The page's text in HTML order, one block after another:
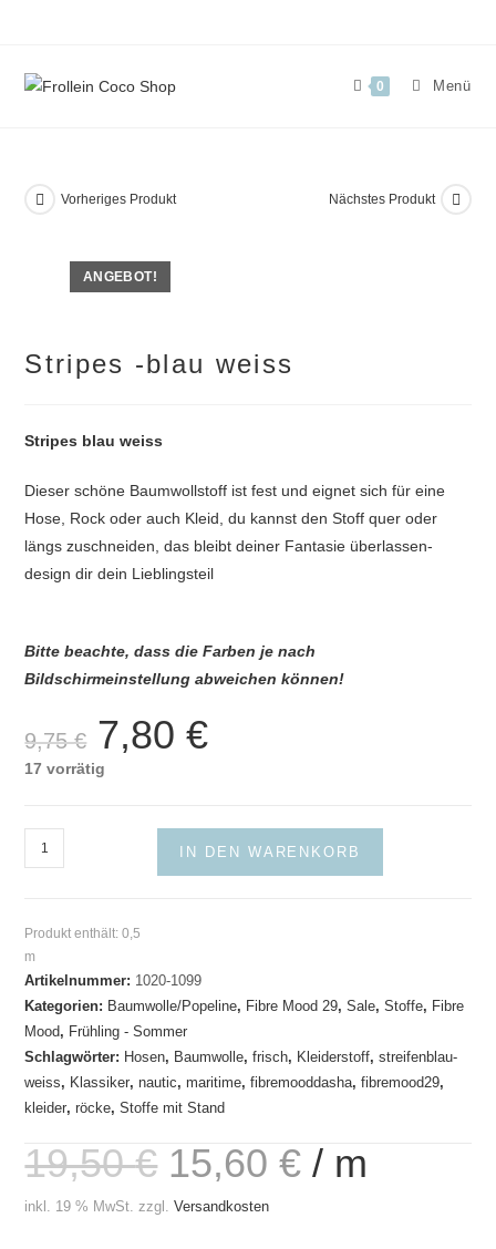
0 Menü
ANGEBOT!
Vorheriges Produkt Nächstes Produkt
Stripes -blau weiss
Stripes blau weiss
Dieser schöne Baumwollstoff ist fest und eignet sich für eine
Hose, Rock oder auch Kleid, du kannst den Stoff quer oder
längs zuschneiden, das bleibt deiner Fantasie überlassen-
design dir dein Lieblingsteil
Bitte beachte, dass die Farben je nach
Bildschirmeinstellung abweichen können!
9,75€
Ursprünglicher
Preis
war:
9,75 €
7,80€Aktueller
17 vorrätig
Stripes
-
Menge
IN DEN WARENKORB
Produkt enthält: 0,5
m
Artikelnummer: 1020-1099
Kategorien: Baumwolle/Popeline, Fibre Mood 29,Sale,Stoffe, Fibre
Mood, Frühling - Sommer
Schlagwörter: Hosen, Baumwolle,frisch, Kleiderstoff,streifenblau-
weiss, Klassiker,nautic,maritime,fibremooddasha,fibremood29,
kleider,röcke,Stoffe mit Stand
19,50€ 15,60€ / m
inkl. 19 % MwSt. zzgl.Versandkosten